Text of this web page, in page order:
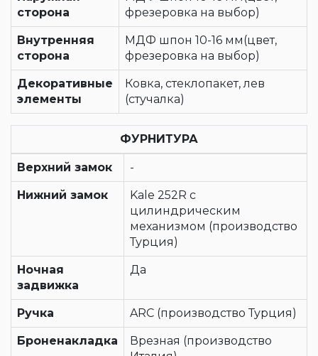
сторона
фрезеровка на выбор)
Внутренняя
сторона
МДФ шпон 10-16 мм(цвет,
фрезеровка на выбор)
Декоративные
элементы
Ковка, стеклопакет, лев
(стучалка)
ФУРНИТУРА
Верхний замок -
Нижний замок
Kale 252R с
цилиндрическим
механизмом (производство
Турция)
Ночная
задвижка
Да
Ручка ARC (производство Турция)
Броненакладка
Врезная (производство